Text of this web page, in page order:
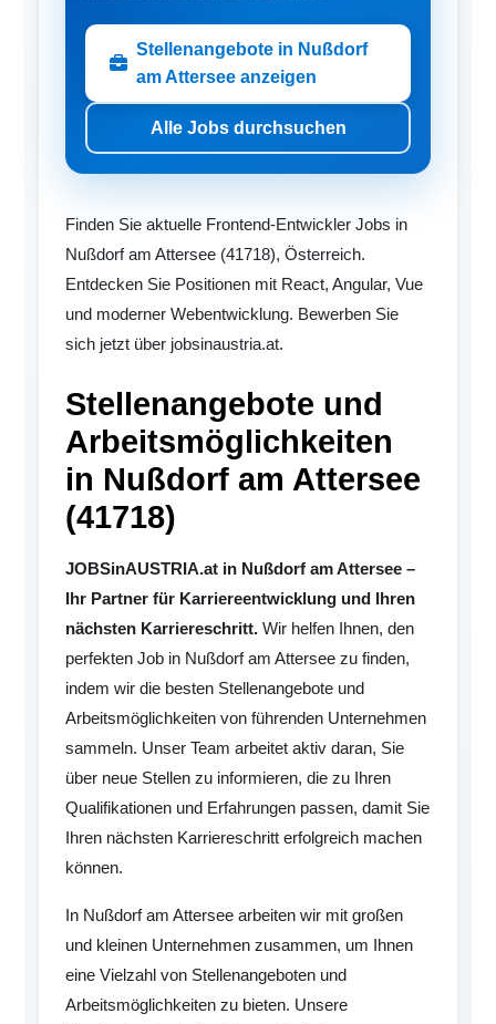
Stellenangebote in Nußdorf
am Attersee anzeigen
Alle Jobs durchsuchen
Finden Sie aktuelle Frontend-Entwickler Jobs in
Nußdorf am Attersee (41718), Österreich.
Entdecken Sie Positionen mit React, Angular, Vue
und moderner Webentwicklung. Bewerben Sie
sich jetzt über jobsinaustria.at.
Stellenangebote und
Arbeitsmöglichkeiten
in Nußdorf am Attersee
(41718)
JOBSinAUSTRIA.at in Nußdorf am Attersee –
Ihr Partner für Karriereentwicklung und Ihren
nächsten Karriereschritt. Wir helfen Ihnen, den
perfekten Job in Nußdorf am Attersee zu finden,
indem wir die besten Stellenangebote und
Arbeitsmöglichkeiten von führenden Unternehmen
sammeln. Unser Team arbeitet aktiv daran, Sie
über neue Stellen zu informieren, die zu Ihren
Qualifikationen und Erfahrungen passen, damit Sie
Ihren nächsten Karriereschritt erfolgreich machen
können.
In Nußdorf am Attersee arbeiten wir mit großen
und kleinen Unternehmen zusammen, um Ihnen
eine Vielzahl von Stellenangeboten und
Arbeitsmöglichkeiten zu bieten. Unsere